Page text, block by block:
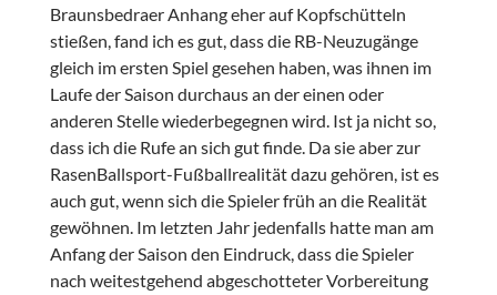
Braunsbedraer Anhang eher auf Kopfschütteln
stießen, fand ich es gut, dass die RB-Neuzugänge
gleich im ersten Spiel gesehen haben, was ihnen im
Laufe der Saison durchaus an der einen oder
anderen Stelle wiederbegegnen wird. Ist ja nicht so,
dass ich die Rufe an sich gut finde. Da sie aber zur
RasenBallsport-Fußballrealität dazu gehören, ist es
auch gut, wenn sich die Spieler früh an die Realität
gewöhnen. Im letzten Jahr jedenfalls hatte man am
Anfang der Saison den Eindruck, dass die Spieler
nach weitestgehend abgeschotteter Vorbereitung